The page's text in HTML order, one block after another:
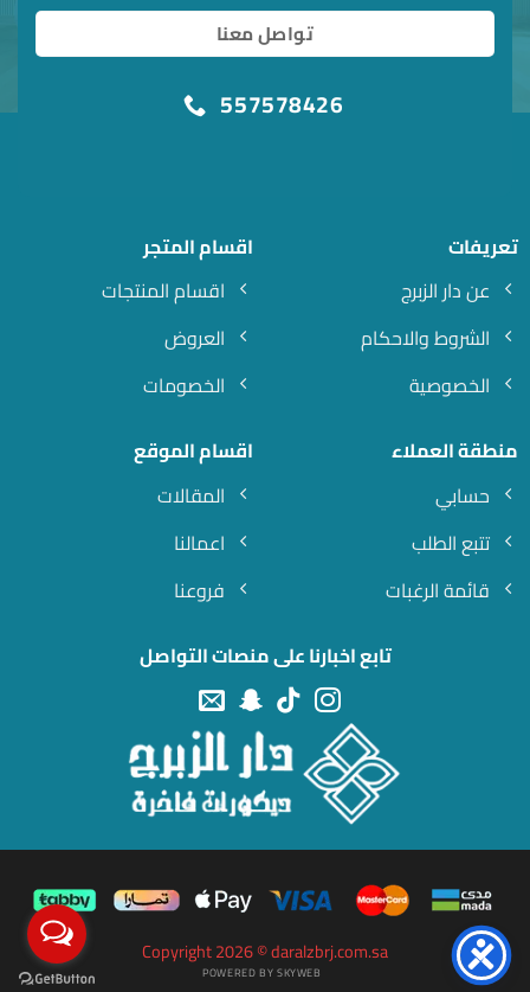
تواصل معنا
557578426
تعريفات
عن دار الزبرج
الشروط والاحكام
الخصوصية
اقسام المتجر
اقسام المنتجات
العروض
الخصومات
منطقة العملاء
حسابي
تتبع الطلب
قائمة الرغبات
اقسام الموقع
المقالات
اعمالنا
فروعنا
تابع اخبارنا على منصات التواصل
Copyright 2026 © daralzbrj.com.sa
POWERED BY SKYWEB